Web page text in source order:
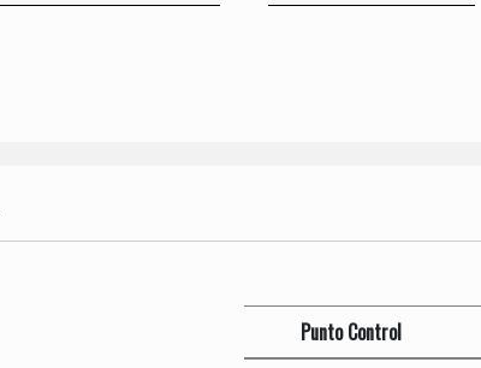
Punto Control